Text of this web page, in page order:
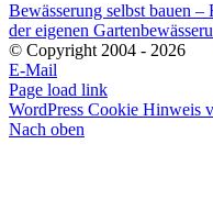
Bewässerung selbst bauen
der eigenen
© Copyright 2004 - 2026
E-Mail
Page load link
WordPress Cookie Hinweis
Nach oben